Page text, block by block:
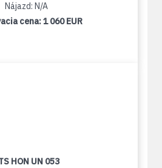
Nájazd: N/A
cena:1 060 EUR
HON UN 053